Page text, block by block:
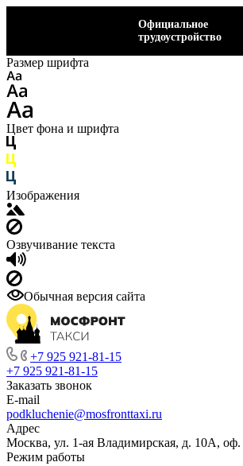
Официальное
трудоустройство
Размер шрифта
Цвет фона и шрифта
Изображения
Озвучивание текста
Обычная версия сайта
+7 925 921-81-15
+7 925 921-81-15
Заказать звонок
E-mail
podkluchenie@mosfronttaxi.ru
Адрес
Москва, ул. 1-ая Владимирская, д. 10А, оф.
Режим работы